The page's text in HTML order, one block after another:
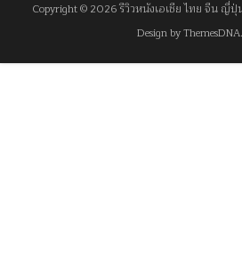
Copyright © 2026 รีวิวหนังเอเชีย ไทย จีน ญี่
Design by